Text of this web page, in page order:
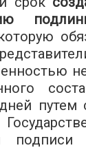
путем